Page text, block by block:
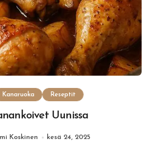
Kanaruoka Reseptit
Uunissa
Koskinen kesä 24, 2025